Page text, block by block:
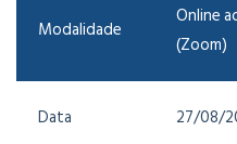
Modalidade
Online
(Zoom)
Data 27/08/